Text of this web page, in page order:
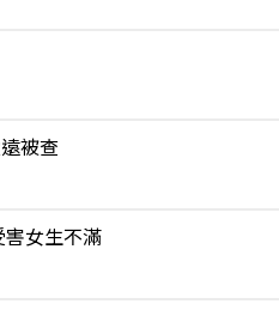
被查
女生不滿